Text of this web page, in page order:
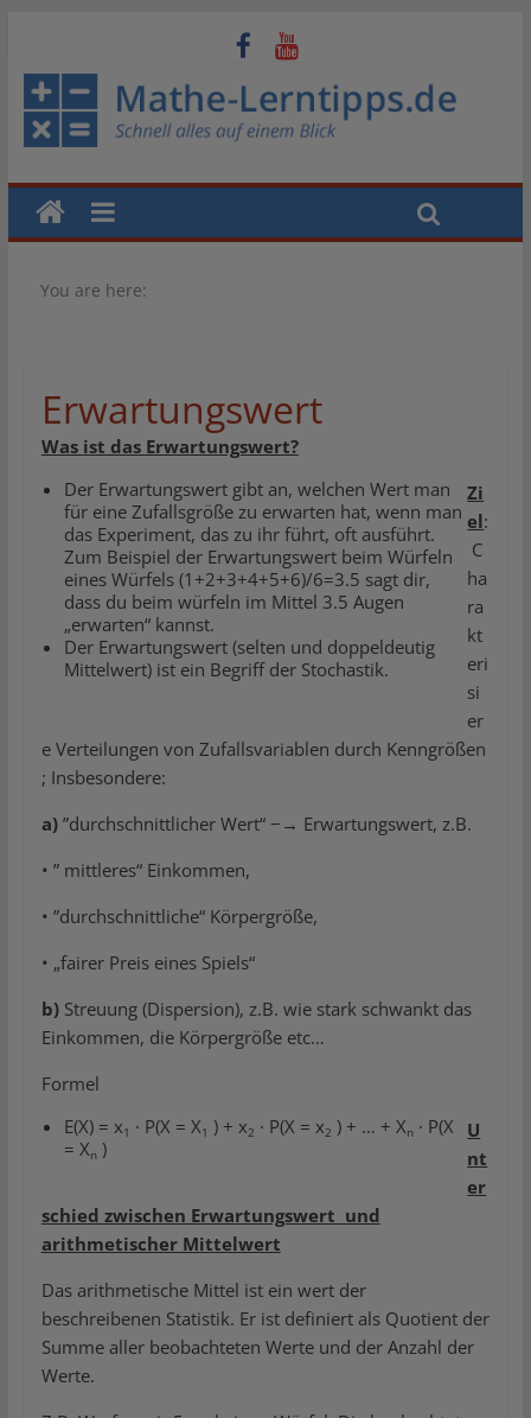
You are here:
Erwartungswert
Was ist das Erwartungswert?
Der Erwartungswert gibt an, welchen Wert man
für eine Zufallsgröße zu erwarten hat, wenn man
das Experiment, das zu ihr führt, oft ausführt.
Zum Beispiel der Erwartungswert beim Würfeln
eines Würfels (1+2+3+4+5+6)/6=3.5 sagt dir,
dass du beim würfeln im Mittel 3.5 Augen
„erwarten“ kannst.
Der Erwartungswert (selten und doppeldeutig
Mittelwert) ist ein Begriff der Stochastik.
Zi
el:
C
ha
ra
kt
eri
si
er
e Verteilungen von Zufallsvariablen durch Kenngrößen
; Insbesondere:
a)”durchschnittlicher Wert“ −→ Erwartungswert, z.B.
• ” mittleres“ Einkommen,
• ”durchschnittliche“ Körpergröße,
• „fairer Preis eines Spiels“
b)Streuung (Dispersion), z.B. wie stark schwankt das
Einkommen, die Körpergröße etc…
Formel
E(X) = x1 · P(X = X1 ) + x2 · P(X = x2 ) + … + Xn · P(X
= Xn )
U
nt
er
schied zwischen Erwartungswert und
arithmetischer Mittelwert
Das arithmetische Mittel ist ein wert der
beschreibenen Statistik. Er ist definiert als Quotient der
Summe aller beobachteten Werte und der Anzahl der
Werte.